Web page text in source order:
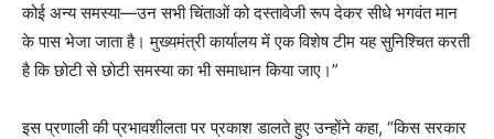
कोई अन्य समस्या—उन सभी चिंताओं को दस्तावेजी रूप देकर सीधे भगवंत मान
के पास भेजा जाता है। मुख्यमंत्री कार्यालय में एक विशेष टीम यह सुनिश्चित करती
है कि छोटी से छोटी समस्या का भी समाधान किया जाए।”
इस प्रणाली की प्रभावशीलता पर प्रकाश डालते हुए उन्होंने कहा, “किस सरकार